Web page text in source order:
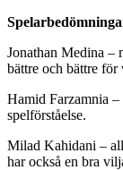
Jonathan Medina –
bättre och bättre för
Hamid Farzamnia
spelförståelse.
Milad Kahidani –
har också en bra